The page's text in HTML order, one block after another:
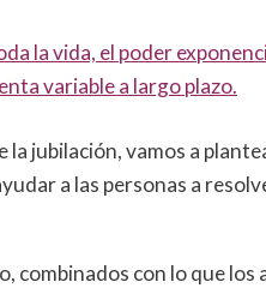
la vida, el poder
variable a largo plazo.
la jubilación, vamos a
a las personas a
combinados con lo que los